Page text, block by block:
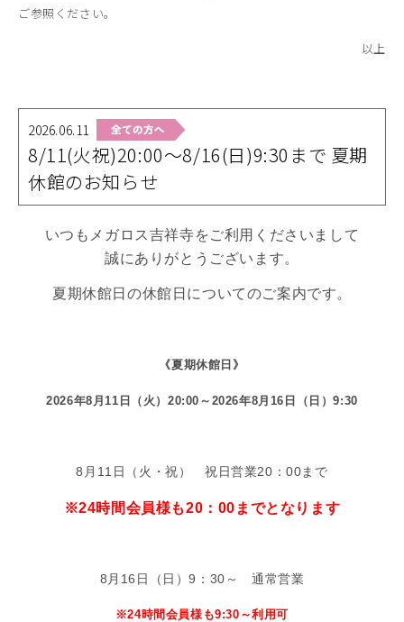
ご参照ください。
以上
2026.06.11
8/11(火祝)20:00～8/16(日)9:30まで 夏期
休館のお知らせ
いつもメガロス吉祥寺をご利用くださいまして
誠にありがとうございます。
夏期休館日の休館日についてのご案内です。
《夏期休館日》
2026年8月11日（火）20:00～2026年8月16日（日）9:30
8月11日（火・祝） 祝日営業20：00まで
※24時間会員様も20：00までとなります
8月16日（日）9：30～ 通常営業
※24時間会員様も9:30～利用可